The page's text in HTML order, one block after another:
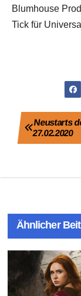
Blumhouse
Tick für
Neustarts
27.02.2020
Ähnlicher